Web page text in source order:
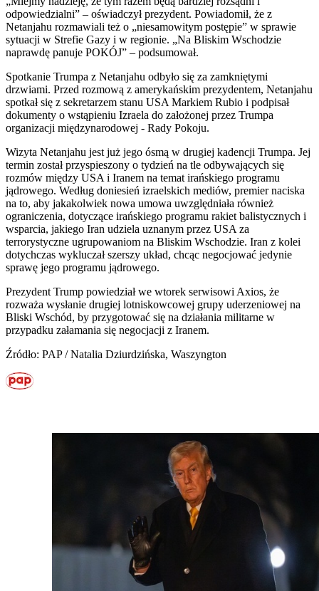
odpowiedzialni” – oświadczył prezydent. Powiadomił, że z
Netanjahu rozmawiali też o „niesamowitym postępie” w sprawie
sytuacji w Strefie Gazy i w regionie. „Na Bliskim Wschodzie
naprawdę panuje POKÓJ” – podsumował.
Spotkanie Trumpa z Netanjahu odbyło się za zamkniętymi
drzwiami. Przed rozmową z amerykańskim prezydentem, Netanjahu
spotkał się z sekretarzem stanu USA Markiem Rubio i podpisał
dokumenty o wstąpieniu Izraela do założonej przez Trumpa
organizacji międzynarodowej - Rady Pokoju.
Wizyta Netanjahu jest już jego ósmą w drugiej kadencji Trumpa. Jej
termin został przyspieszony o tydzień na tle odbywających się
rozmów między USA i Iranem na temat irańskiego programu
jądrowego. Według doniesień izraelskich mediów, premier naciska
na to, aby jakakolwiek nowa umowa uwzględniała również
ograniczenia, dotyczące irańskiego programu rakiet balistycznych i
wsparcia, jakiego Iran udziela uznanym przez USA za
terrorystyczne ugrupowaniom na Bliskim Wschodzie. Iran z kolei
dotychczas wykluczał szerszy układ, chcąc negocjować jedynie
sprawę jego programu jądrowego.
Prezydent Trump powiedział we wtorek serwisowi Axios, że
rozważa wysłanie drugiej lotniskowcowej grupy uderzeniowej na
Bliski Wschód, by przygotować się na działania militarne w
przypadku załamania się negocjacji z Iranem.
Źródło: PAP / Natalia Dziurdzińska, Waszyngton